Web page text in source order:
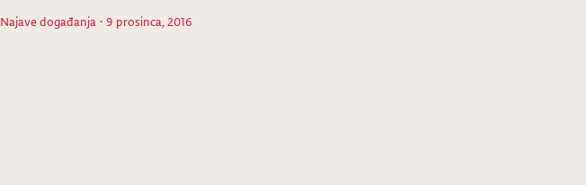
Najave događanja · 9 prosinca, 2016